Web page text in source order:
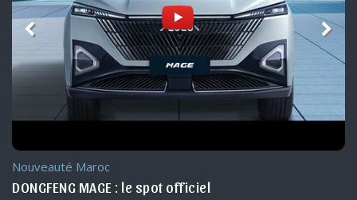
Nouveauté Maroc
DONGFENG MAGE : le spot officiel